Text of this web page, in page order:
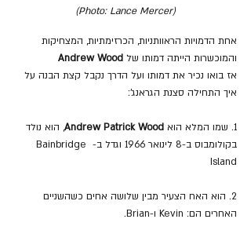
(Photo: Lance Mercer)
אחת הדמויות הראוותניות, הכרזימתיות, המצחיקות
והמוכשרות הייתה דמותו של Andrew Wood
אז בואו נכיר את דמותו ועל הדרך נקבל קצת הבנה על
איך התחילה סצנת הגראנג':
1. שמו המלא הוא Andrew Patrick Wood, הוא נולד
בקולומבוס ב-8 לינואר 1966 וגדל ב- Bainbridge
Island
2. הוא האח הצעיר מבין שלושה אחים כשהשניים
האחרים הם: Kevin ו-Brian.